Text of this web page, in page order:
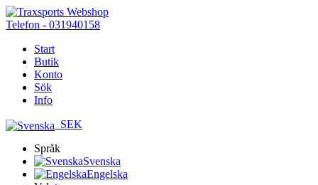
Telefon - 031940158
Start
Butik
Konto
Sök
Info
SEK
Språk
Svenska
Engelska